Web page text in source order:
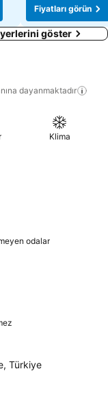
Fiyatları görün
göster
dayanmaktadır
Klima
odalar
Türkiye